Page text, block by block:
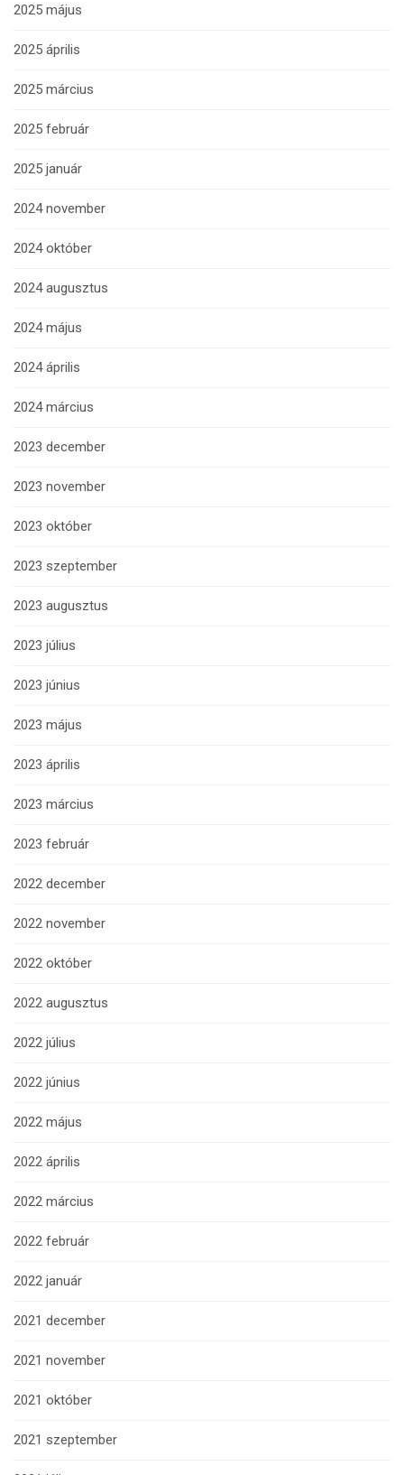
2025 május
2025 április
2025 március
2025 február
2025 január
2024 november
2024 október
2024 augusztus
2024 május
2024 április
2024 március
2023 december
2023 november
2023 október
2023 szeptember
2023 augusztus
2023 július
2023 június
2023 május
2023 április
2023 március
2023 február
2022 december
2022 november
2022 október
2022 augusztus
2022 július
2022 június
2022 május
2022 április
2022 március
2022 február
2022 január
2021 december
2021 november
2021 október
2021 szeptember